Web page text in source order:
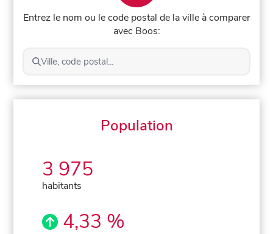
Entrez le nom ou le code postal de la ville à comparer
avec Boos:
Ville, code postal...
Population
3 975
habitants
4,33 %